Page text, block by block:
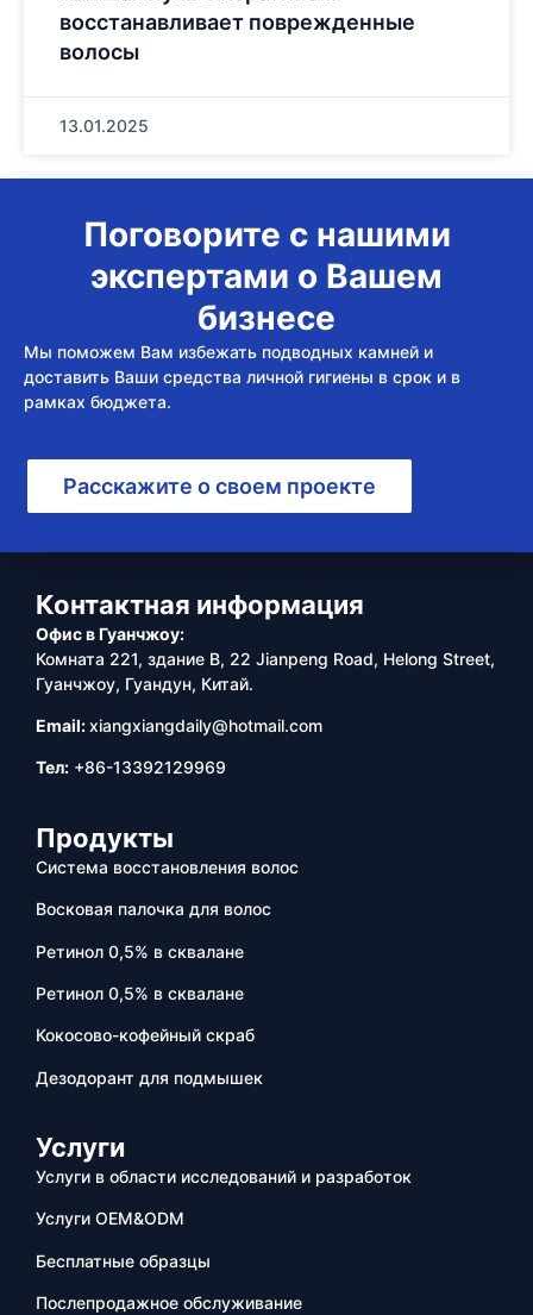
восстанавливает поврежденные
волосы
13.01.2025
Поговорите с нашими
экспертами о Вашем
бизнесе
Мы поможем Вам избежать подводных камней и
доставить Ваши средства личной гигиены в срок и в
рамках бюджета.
Расскажите о своем проекте
Контактная информация
Офис в Гуанчжоу:
Комната 221, здание B, 22 Jianpeng Road, Helong Street,
Гуанчжоу, Гуандун, Китай.
Email:xiangxiangdaily@hotmail.com
Тел: +86-13392129969
Продукты
Система восстановления волос
Восковая палочка для волос
Ретинол 0,5% в сквалане
Ретинол 0,5% в сквалане
Кокосово-кофейный скраб
Дезодорант для подмышек
Услуги
Услуги в области исследований и разработок
Услуги OEM&ODM
Бесплатные образцы
Послепродажное обслуживание